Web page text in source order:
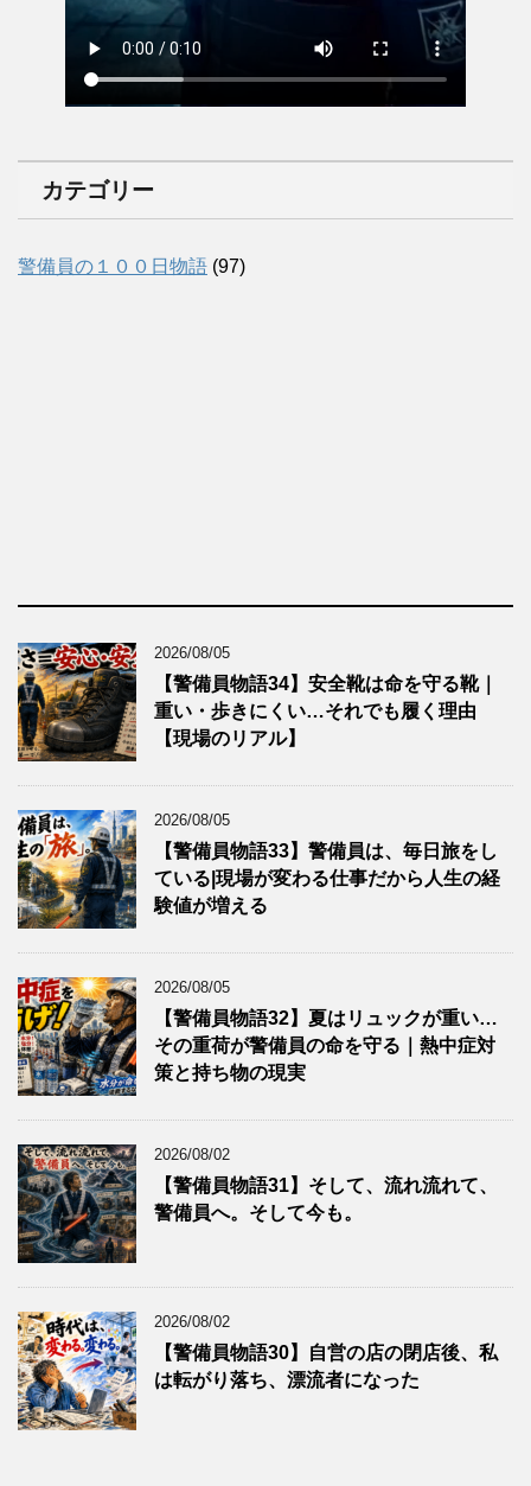
カテゴリー
警備員の１００日物語 (97)
2026/08/05
【警備員物語34】安全靴は命を守る靴｜
重い・歩きにくい…それでも履く理由
【現場のリアル】
2026/08/05
【警備員物語33】警備員は、毎日旅をし
ている|現場が変わる仕事だから人生の経
験値が増える
2026/08/05
【警備員物語32】夏はリュックが重い…
その重荷が警備員の命を守る｜熱中症対
策と持ち物の現実
2026/08/02
【警備員物語31】そして、流れ流れて、
警備員へ。そして今も。
2026/08/02
【警備員物語30】自営の店の閉店後、私
は転がり落ち、漂流者になった